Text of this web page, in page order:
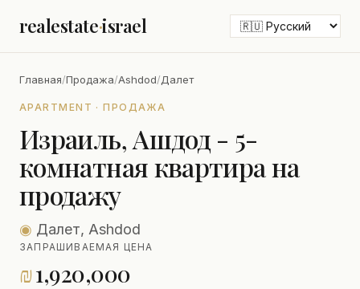
realestate·israel
Главная/Продажа/Ashdod/Далет
APARTMENT · ПРОДАЖА
Израиль, Ашдод - 5-
комнатная квартира на
продажу
◉ Далет, Ashdod
ЗАПРАШИВАЕМАЯ ЦЕНА
₪1,920,000